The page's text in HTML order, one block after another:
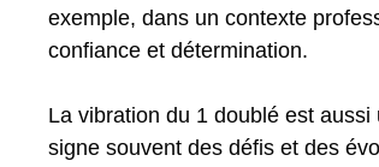
exemple, dans un contexte
confiance et détermination.
La vibration du 1 doublé est
signe souvent des défis et des